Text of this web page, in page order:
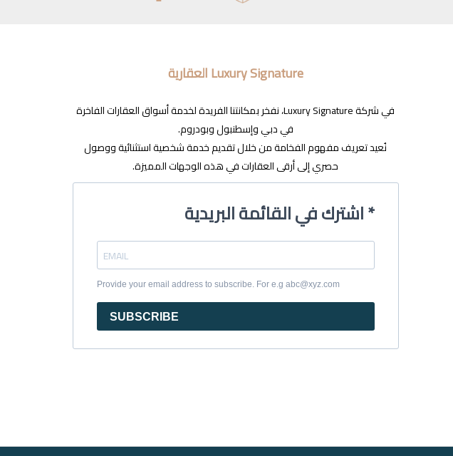
Luxury Signature العقارية
في شركة Luxury Signature، نفخر بمكانتنا الفريدة لخدمة أسواق العقارات الفاخرة
في دبي وإسطنبول وبودروم.
نُعيد تعريف مفهوم الفخامة من خلال تقديم خدمة شخصية استثنائية ووصول
حصري إلى أرقى العقارات في هذه الوجهات المميزة.
اشترك في القائمة البريدية *
Provide your email address to subscribe. For e.g abc@xyz.com
SUBSCRIBE